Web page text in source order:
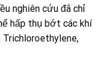
nghiên cứu đã chỉ
hấp thụ bớt các khí
Trichloroethylene,